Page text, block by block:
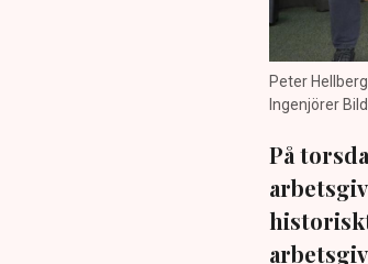
Peter
Ingenjörer
På